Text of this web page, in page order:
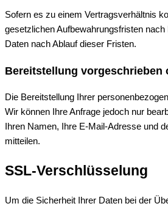
Sofern es zu einem Vertragsverhältnis
gesetzlichen Aufbewahrungsfristen
Daten nach Ablauf dieser Fristen.
Bereitstellung vorgeschrieben
Die Bereitstellung Ihrer
Wir können Ihre Anfrage jedoch nur
Ihren Namen, Ihre E-Mail-Adresse und
mitteilen.
SSL-Verschlüsselung
Um die Sicherheit Ihrer Daten bei der